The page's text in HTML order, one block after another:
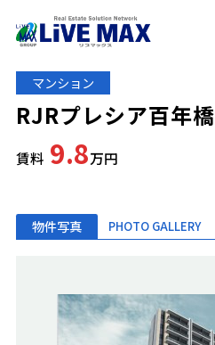
マンション
RJRプレシア百年橋
賃料 9.8万円
物件写真 PHOTO GALLERY